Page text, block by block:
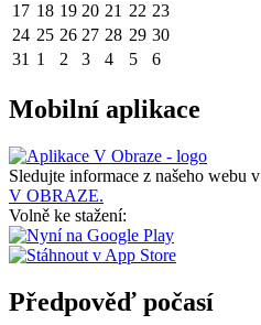
17 18 19 20 21 22 23
24 25 26 27 28 29 30
31 1 2 3 4 5 6
Mobilní aplikace
Sledujte informace z našeho webu v
V OBRAZE.
Volně ke stažení:
Předpověď počasí